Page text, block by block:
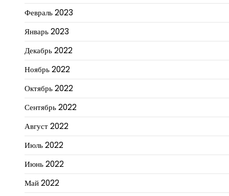
Февраль 2023
Январь 2023
Декабрь 2022
Ноябрь 2022
Октябрь 2022
Сентябрь 2022
Август 2022
Июль 2022
Июнь 2022
Май 2022